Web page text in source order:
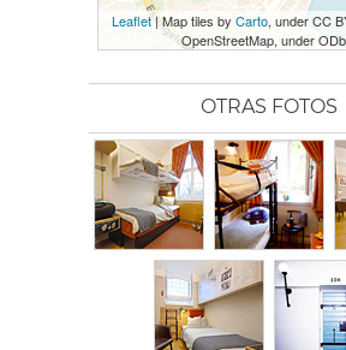
Leaflet| Map tiles by Carto, under CC
OpenStreetMap, under
OTRAS FOTOS